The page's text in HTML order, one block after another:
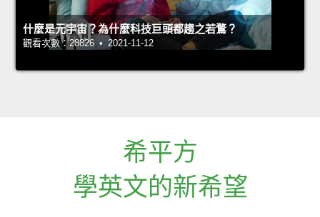
什麼是元宇宙？為什麼科技巨頭都趨之若鶩？
觀看次數：28826 • 2021-11-12
希平方
學英文的新希望